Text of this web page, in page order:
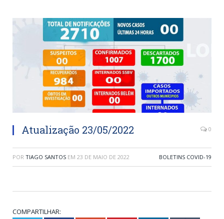
Atualização 23/05/2022 0
POR TIAGO SANTOS EM 23 DE MAIO DE 2022 BOLETINS COVID-19
COMPARTILHAR: